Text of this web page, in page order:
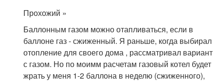
Прохожий »
Баллонным газом можно отапливаться, если в
баллоне газ - сжиженный. Я раньше, когда выбирал
отопление для своего дома , рассматривал вариант
с газом. Но по моимм расчетам газовый котел будет
жрать у меня 1-2 баллона в неделю (сжиженного),